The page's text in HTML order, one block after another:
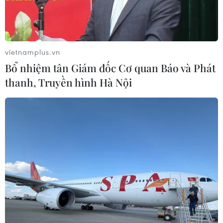
tham gia tranh tài của gần 800 vận động viên
trong và ngoài nước. Đây là sự kiện nằm trong
chuỗi các hoạt động của Lễ hội Du lịch Quảng
Ngãi năm 2026.
vietnamplus.vn
Bổ nhiệm tân Giám đốc Cơ quan Báo và Phát
thanh, Truyền hình Hà Nội